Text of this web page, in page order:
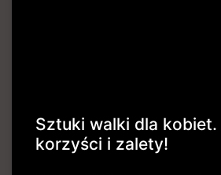
Sztuki walki dla kobiet.
korzyści i zalety!